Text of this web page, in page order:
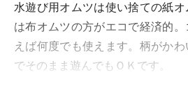
水遊び用オムツは使い捨ての紙
は布オムツの方がエコで経済的
えば何度でも使えます。柄がか
でそのまま遊んでもＯＫです。